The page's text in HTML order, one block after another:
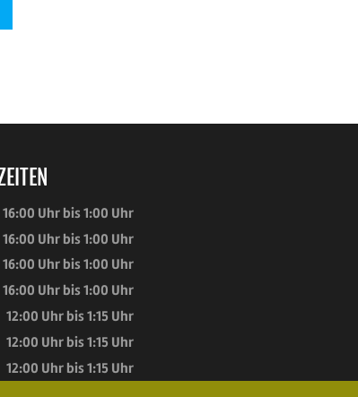
16:00 Uhr bis 1:00 Uhr
16:00 Uhr bis 1:00 Uhr
16:00 Uhr bis 1:00 Uhr
16:00 Uhr bis 1:00 Uhr
12:00 Uhr bis 1:15 Uhr
12:00 Uhr bis 1:15 Uhr
12:00 Uhr bis 1:15 Uhr